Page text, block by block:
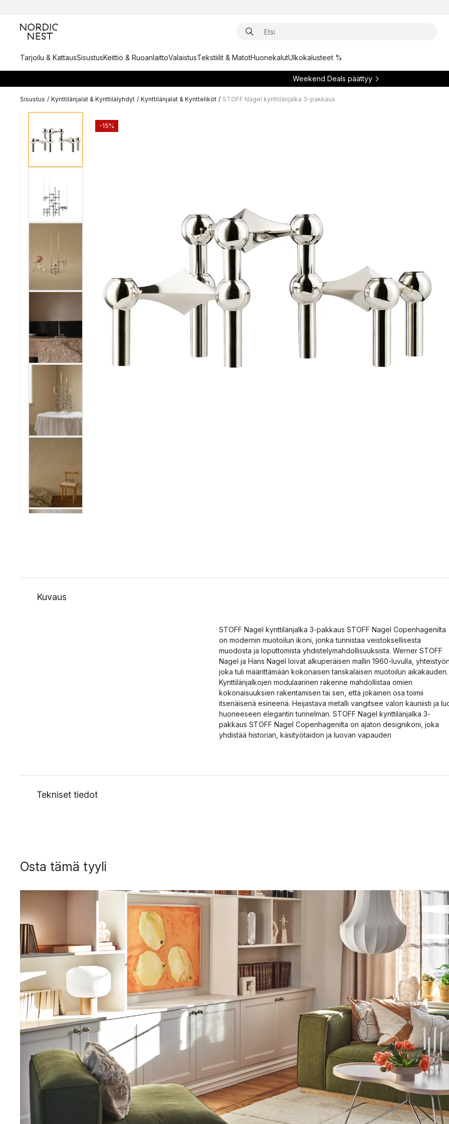
Tarjoilu & KattausSisustusKeittiö & RuoanlaittoValaistusTekstiilit & MatotHuonekalutUlkokalusteet %
Weekend Deals päättyy
Sisustus / Kynttilänjalat & Kynttilälyhdyt / Kynttilänjalat & Kyntteliköt / STOFF Nagel kynttilänjalka 3-pakkaus
-15%
Kuvaus
STOFF Nagel kynttilänjalka 3-pakkaus STOFF Nagel Copenhagenilta
on modernin muotoilun ikoni, jonka tunnistaa veistoksellisesta
muodosta ja loputtomista yhdistelymahdollisuuksista. Werner STOFF
Nagel ja Hans Nagel loivat alkuperäisen mallin 1960-luvulla,
joka tuli määrittämään kokonaisen tanskalaisen muotoilun aikakauden.
Kynttilänjalkojen modulaarinen rakenne mahdollistaa omien
kokonaisuuksien rakentamisen tai sen, että jokainen osa toimii
itsenäisenä esineenä. Heijastava metalli vangitsee valon kauniisti ja
huoneeseen elegantin tunnelman. STOFF Nagel kynttilänjalka 3-
pakkaus STOFF Nagel Copenhagenilta on ajaton designikoni, joka
yhdistää historian, käsityötaidon ja luovan vapauden
Tekniset tiedot
Osta tämä tyyli